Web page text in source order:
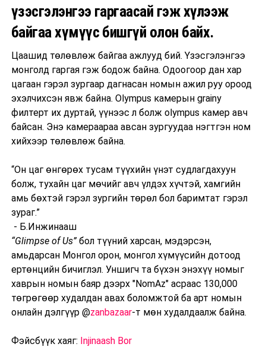
үзэсгэлэнгээ гаргаасай гэж хүлээж
байгаа хүмүүс бишгүй олон байх.
Цаашид төлөвлөж байгаа ажлууд бий. Үзэсгэлэнгээ
монголд гаргая гэж бодож байна. Одоогоор дан хар
цагаан гэрэл зургаар дагнасан номын ажил руу ороод
эхэлчихсэн явж байна. Olympus камерын grainy
филтерт их дуртай, үүнээс л болж olympus камер авч
байсан. Энэ камераараа авсан зургуудаа нэгтгэн ном
хийхээр төлөвлөж байна.
“Он цаг өнгөрөх тусам түүхийн үнэт судлагдахуун
болж, тухайн цаг мөчийг авч үлдэх хүчтэй, хамгийн
амь бөхтэй гэрэл зургийн төрөл бол баримтат гэрэл
зураг.”
- Б.Инжинааш
“Glimpse of Us”бол түүний харсан, мэдэрсэн,
амьдарсан Монгол орон, монгол хүмүүсийн дотоод
ертөнцийн бичиглэл. Уншигч та бүхэн энэхүү номыг
хаврын номын баяр дээрх "NomAz" асраас 130,000
төгрөгөөр худалдан авах боломжтой ба арт номын
онлайн дэлгүүр @zanbazaar-т мөн худалдаалж байна.
Фэйсбүүк хаяг: Injinaash Bor